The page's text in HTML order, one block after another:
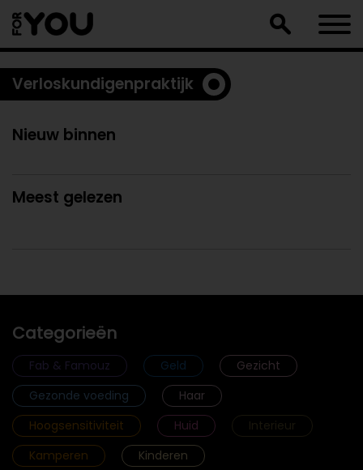
naar
artikel
Verloskundigenpraktijk
Nieuw binnen
Meest gelezen
Categorieën
Fab & Famouz Geld
Gezicht
Gezonde voeding
Haar
Hoogsensitiviteit
Huid
Interieur
Kamperen
Kinderen